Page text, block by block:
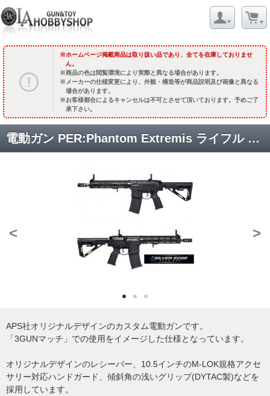
ホームページ掲載商品は取り扱い品であり、全てを在庫しておりませ
ん。
商品の色は閲覧環境により実際と異なる場合があります。
メーカーの仕様変更により、外観・構造等が商品説明及び画像と異なる
場合があります。
お客様都合によるキャンセルは不可とさせて頂いております。予めご了
承下さい。
電動ガン PER:Phantom Extremis ライフル MK IX [APS-PER709] [取寄]
< >
APS社オリジナルデザインのカスタム電動ガンです。
「3GUNマッチ」での使用をイメージした仕様となっています。
オリジナルデザインのレシーバー、10.5インチのM-LOK規格アクセ
サリー対応ハンドガード、傾斜角の浅いグリップ(DYTAC製)などを
採用しています。